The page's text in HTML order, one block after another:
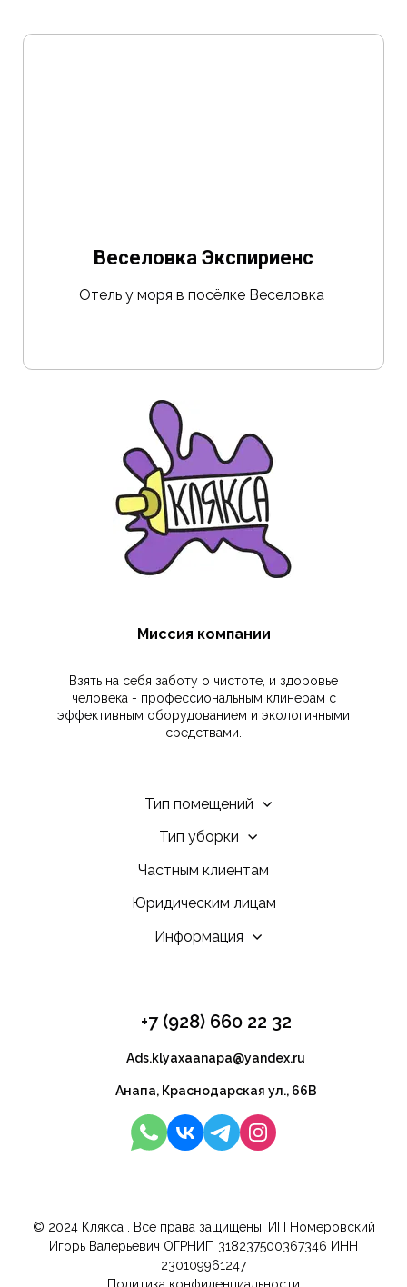
Веселовка Экспириенс
Отель у моря в посёлке Веселовка
Миссия компании
Взять на себя заботу о чистоте, и здоровье
человека - профессиональным клинерам с
эффективным оборудованием и экологичными
средствами.
Тип помещений
Тип уборки
Частным клиентам
Юридическим лицам
Информация
+7 (928) 660 22 32
Ads.klyaxaanapa@yandex.ru
Анапа, Краснодарская ул., 66В
© 2024 Клякса . Все права защищены. ИП Номеровский
Игорь Валерьевич ОГРНИП 318237500367346 ИНН
230109961247
Политика конфиденциальности